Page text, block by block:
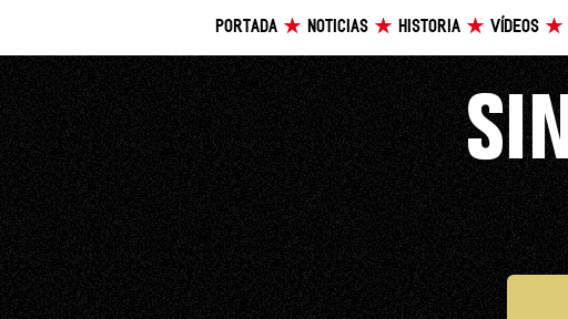
PORTADA NOTICIAS HISTORIA VÍDEOS